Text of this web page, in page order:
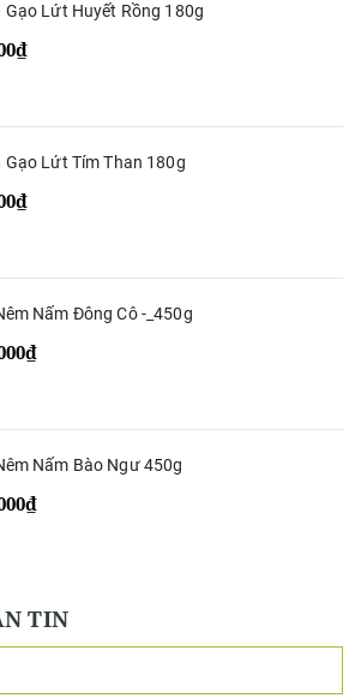
Gạo Lứt Huyết Rồng 180g
Gạo Lứt Tím Than 180g
Nấm Đông Cô -_450g
Nấm Bào Ngư 450g
TIN